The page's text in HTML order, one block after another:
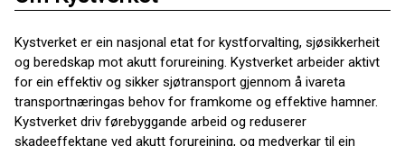
Kystverket er ein nasjonal etat for kystforvalting, sjøsikkerheit
og beredskap mot akutt forureining. Kystverket arbeider aktivt
for ein effektiv og sikker sjøtransport gjennom å ivareta
transportnæringas behov for framkome og effektive hamner.
Kystverket driv førebyggande arbeid og reduserer
skadeeffektane ved akutt forureining, og medverkar til ein